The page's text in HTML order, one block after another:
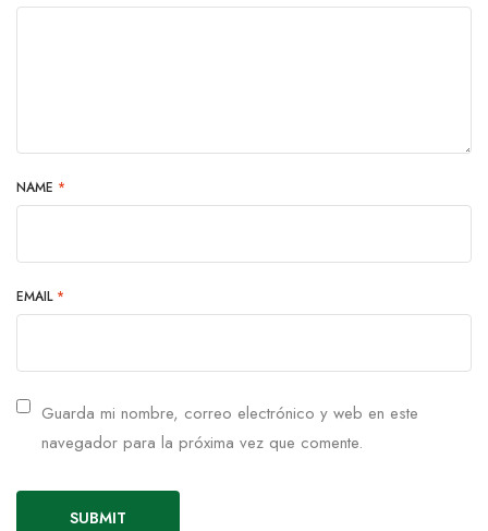
NAME *
EMAIL *
Guarda mi nombre, correo electrónico y web en este
navegador para la próxima vez que comente.